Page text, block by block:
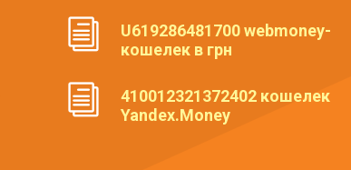
U619286481700 webmoney-
кошелек в грн
410012321372402 кошелек
Yandex.Money